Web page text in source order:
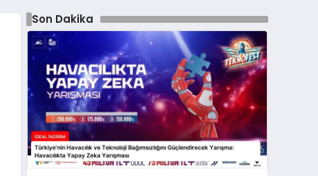
Son Dakika